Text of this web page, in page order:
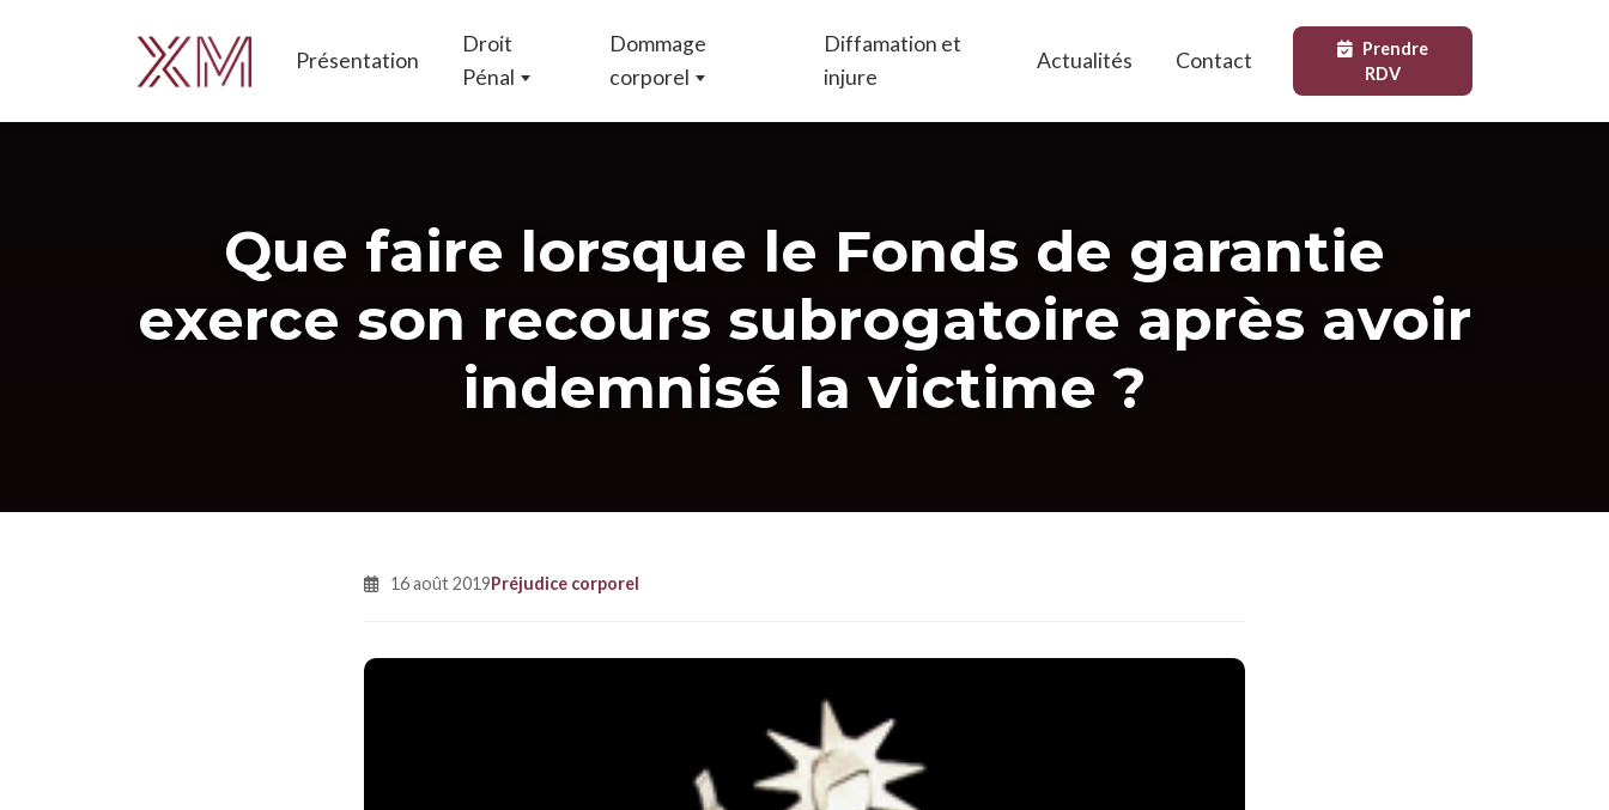
Présentation
Droit
Pénal
Dommage
corporel
Diffamation et
injure
Actualités Contact
Prendre
RDV
Que faire lorsque le Fonds de garantie
exerce son recours subrogatoire après avoir
indemnisé la victime ?
16 août 2019Préjudice corporel